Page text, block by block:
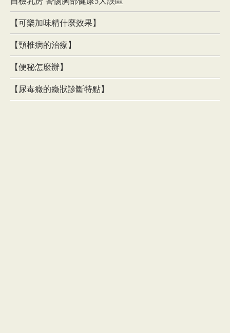
【可樂加味精什麼效果】
【頸椎病的治療】
【便秘怎麼辦】
【尿毒癥的癥狀診斷特點】